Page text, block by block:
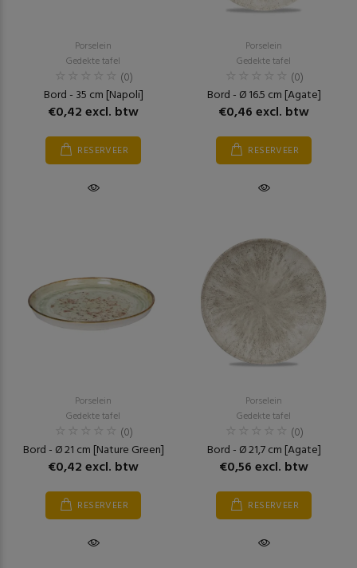
Porselein
Gedekte tafel
(0)
Bord - 35 cm [Napoli]
€0,42 excl. btw
RESERVEER
Porselein
Gedekte tafel
(0)
Bord - Ø 16.5 cm [Agate]
€0,46 excl. btw
RESERVEER
Porselein
Gedekte tafel
(0)
Bord - Ø 21 cm [Nature Green]
€0,42 excl. btw
RESERVEER
Porselein
Gedekte tafel
(0)
Bord - Ø 21,7 cm [Agate]
€0,56 excl. btw
RESERVEER